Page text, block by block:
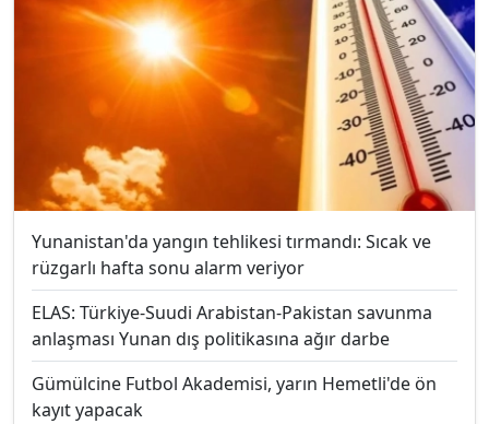
Yunanistan'da yangın tehlikesi tırmandı: Sıcak ve
rüzgarlı hafta sonu alarm veriyor
ELAS: Türkiye-Suudi Arabistan-Pakistan savunma
anlaşması Yunan dış politikasına ağır darbe
Gümülcine Futbol Akademisi, yarın Hemetli'de ön
kayıt yapacak